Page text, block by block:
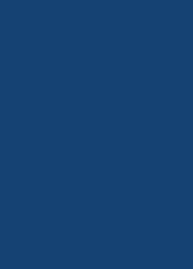
ook, en ook een
duidelijk.
we zien.
iedereen.